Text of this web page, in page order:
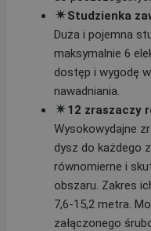
Studzienka
Duża i pojemna
maksymalnie 6
dostęp i wygodę
nawadniania.
12 zraszaczy
Wysokowydajne
dysz do każdego
równomierne i
obszaru. Zakres
7,6-15,2 metra.
załączonego